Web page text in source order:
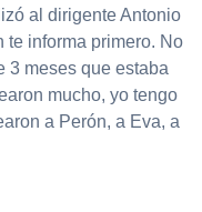
al dirigente Antonio
te informa primero. No
3 meses que estaba
mucho, yo tengo
a Perón, a Eva, a